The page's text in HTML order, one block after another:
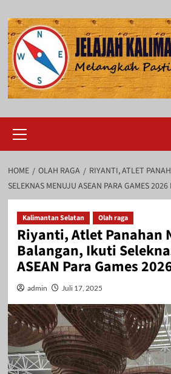
to
content
Menu
HOME OLAH RAGA
RIYANTI, ATLET
SELEKNAS MENUJU ASEAN PARA GAMES
Kalimantan Selatan Olah raga
Riyanti, Atlet Panahan
Balangan, Ikuti
ASEAN Para Games
admin Juli 17, 2025